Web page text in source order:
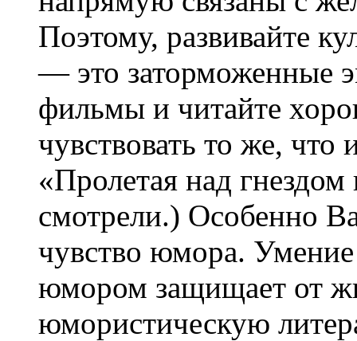
Поэтому, развивайте
— это заторможенные
фильмы и читайте
чувствовать то же,
«Пролетая над
смотрели.) Особенно
чувство юмора. Умение
юмором защищает от
юмористическую